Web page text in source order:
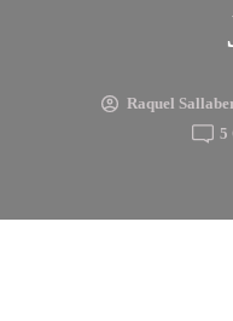
Raquel
5